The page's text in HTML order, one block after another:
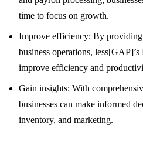
time to focus on growth.
Improve efficiency: By
business operations,
improve efficiency and
Gain insights: With
businesses can make informed
inventory, and marketing.